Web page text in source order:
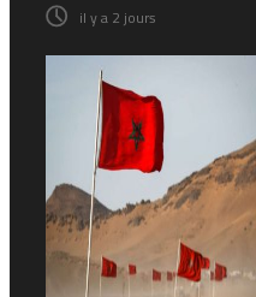
il y a 2 jours